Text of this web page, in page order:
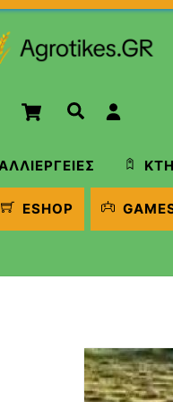
Cart Αναζήτηση
ESHOP